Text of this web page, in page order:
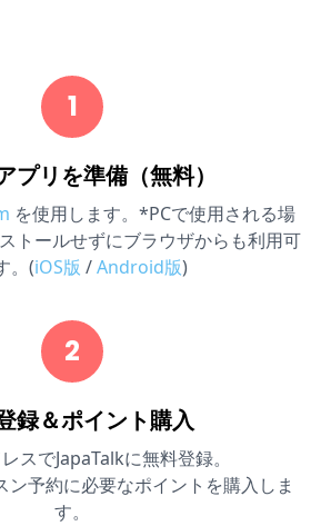
1
プリを準備（無料）
を使用します。*PCで使用される場
トールせずにブラウザからも利用可
。(iOS版 /Android版)
2
録＆ポイント購入
スでJapaTalkに無料登録。
ン予約に必要なポイントを購入しま
す。